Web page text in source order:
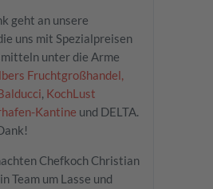
geht an unsere
uns mit Spezialpreisen
unter die Arme
Fruchtgroßhandel,
, KochLust
Kantine und DELTA.
Chefkoch Christian
Team um Lasse und